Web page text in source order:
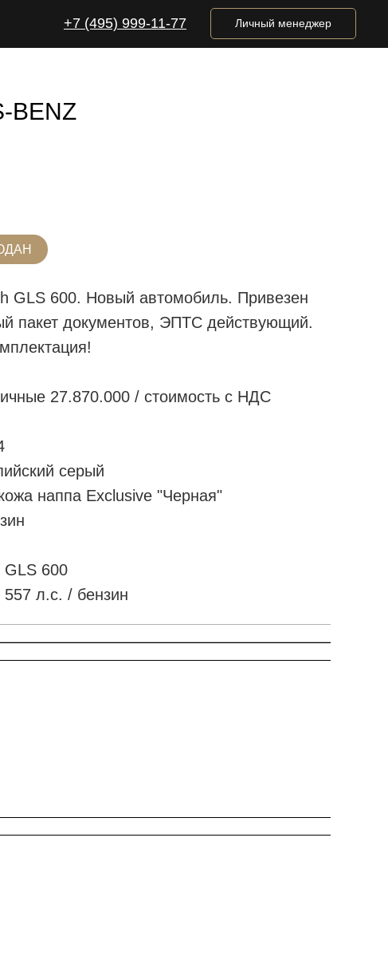
+7 (495) 999-11-77 Личный менеджер
BENZ
GLS 600. Новый автомобиль. Привезен
пакет документов, ЭПТС действующий.
27.870.000 / стоимость с НДС
серый
наппа Exclusive "Черная"
600
л.с. / бензин